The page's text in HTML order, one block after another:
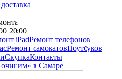
20:00
iPadРемонт телефонов
Ремонт самокатовНоутбуков
СкупкаКонтакты